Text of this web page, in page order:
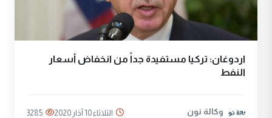
اردوغان: تركيا مستفيدة جداً من انخفاض أسعار
النفط
وكالة نون الثلاثاء 10 آذار 2020 3285